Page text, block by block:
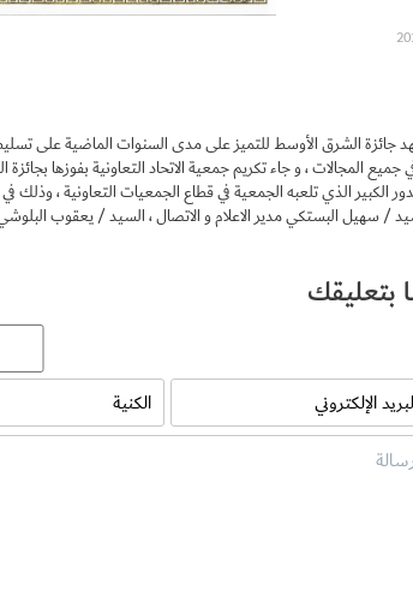
جائزة الشرق الأوسط للتميز على مدى السنوات الماضية على
جميع المجالات ، و جاء تكريم جمعية الاتحاد التعاونية بفوزها
/ سهيل البستكي مدير الاعلام و الاتصال ، السيد / يعقوب البلوشي
بتعليقك